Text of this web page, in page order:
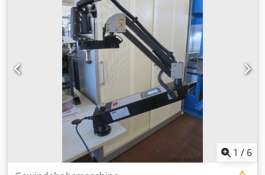
Durchm.19 - Pneumatikanschluss 6 - 8 bar -
Tischuntergestell H 900 mm - Platzbedarf ca. B 1000 x H
2000 x T 1000 mm - Gewicht ca. 100 kg
1 / 6